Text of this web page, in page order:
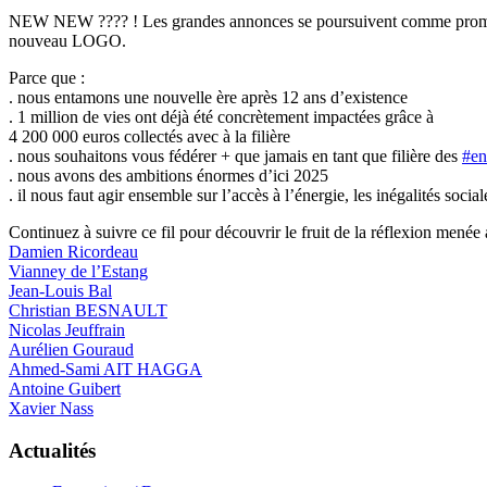
NEW NEW ???? ! Les grandes annonces se poursuivent comme
nouveau LOGO.
Parce que :
. nous entamons une nouvelle ère après 12 ans d’existence
. 1 million de vies ont déjà été concrètement impactées grâce à
4 200 000 euros collectés avec à la filière
. nous souhaitons vous fédérer + que jamais en tant que filière des
. nous avons des ambitions énormes d’ici 2025
. il nous faut agir ensemble sur l’accès à l’énergie, les inégalités
Continuez à suivre ce fil pour découvrir le fruit de la réflexion
Damien Ricordeau
Vianney de l’Estang
Jean-Louis Bal
Christian BESNAULT
Nicolas Jeuffrain
Aurélien Gouraud
Ahmed-Sami AIT HAGGA
Antoine Guibert
Xavier Nass
Actualités